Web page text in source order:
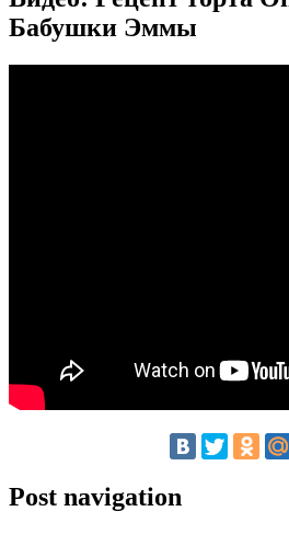
Бабушки Эммы
Post navigation